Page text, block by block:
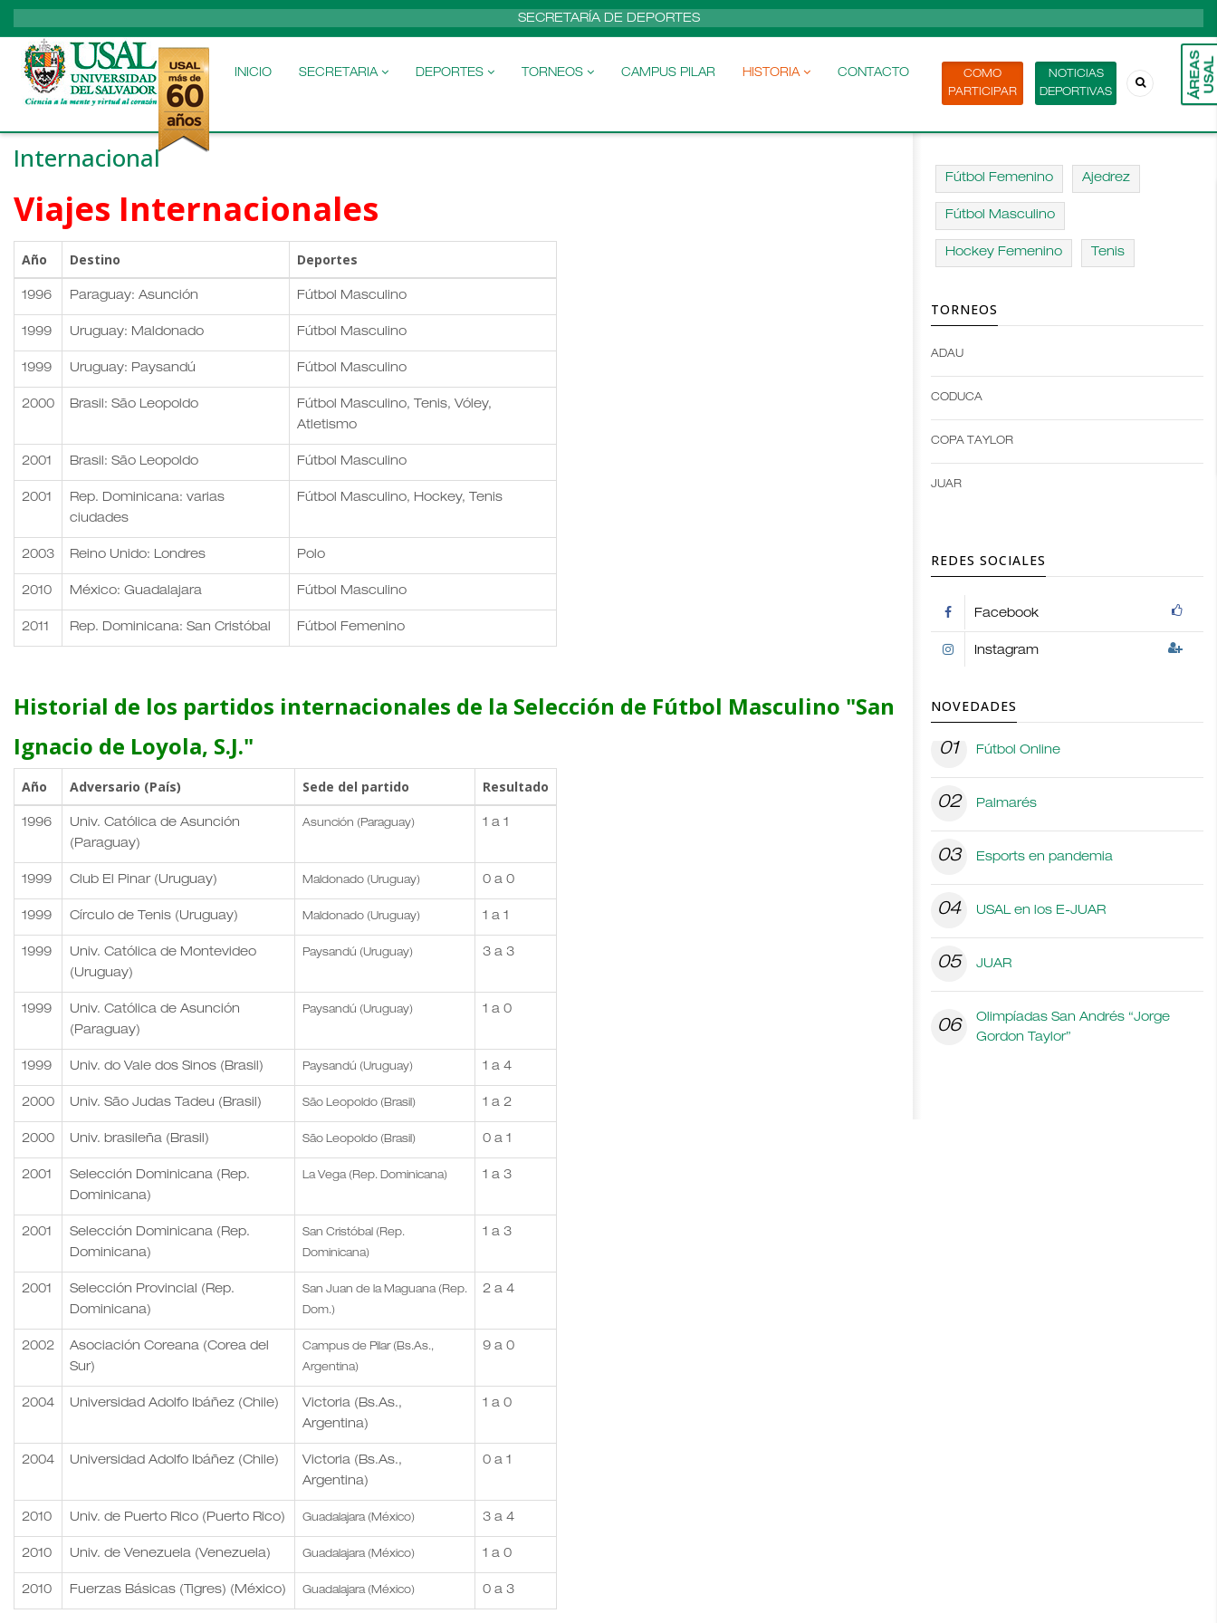
SECRETARÍA DE DEPORTES
MAIN
INICIO SECRETARIA DEPORTES TORNEOS CAMPUS PILAR HISTORIA CONTACTO
NOTICIAS
DEPORTIVAS
COMO
PARTICIPAR
Internacional
Viajes Internacionales
Año Destino Deportes
1996 Paraguay: Asunción Fútbol Masculino
1999 Uruguay: Maldonado Fútbol Masculino
1999 Uruguay: Paysandú Fútbol Masculino
2000 Brasil: São Leopoldo
Fútbol Masculino, Tenis, Vóley,
Atletismo
2001 Brasil: São Leopoldo Fútbol Masculino
2001
Rep. Dominicana: varias
ciudades
Fútbol Masculino, Hockey, Tenis
2003 Reino Unido: Londres Polo
2010 México: Guadalajara Fútbol Masculino
2011 Rep. Dominicana: San Cristóbal Fútbol Femenino
Historial de los partidos internacionales de la Selección de Fútbol Masculino "San
Ignacio de Loyola, S.J."
Año Adversario (País) Sede del partido Resultado
1996
Univ. Católica de Asunción
(Paraguay)
Asunción (Paraguay) 1 a 1
1999 Club El Pinar (Uruguay) Maldonado (Uruguay) 0 a 0
1999 Círculo de Tenis (Uruguay) Maldonado (Uruguay) 1 a 1
1999
Univ. Católica de Montevideo
(Uruguay)
Paysandú (Uruguay) 3 a 3
1999
Univ. Católica de Asunción
(Paraguay)
Paysandú (Uruguay) 1 a 0
1999 Univ. do Vale dos Sinos (Brasil) Paysandú (Uruguay) 1 a 4
2000 Univ. São Judas Tadeu (Brasil) São Leopoldo (Brasil) 1 a 2
2000 Univ. brasileña (Brasil) São Leopoldo (Brasil) 0 a 1
2001
Selección Dominicana (Rep.
Dominicana)
La Vega (Rep. Dominicana) 1 a 3
2001
Selección Dominicana (Rep.
Dominicana)
San Cristóbal (Rep.
Dominicana)
1 a 3
2001
Selección Provincial (Rep.
Dominicana)
San Juan de la Maguana (Rep.
Dom.)
2 a 4
2002
Asociación Coreana (Corea del
Sur)
Campus de Pilar (Bs.As.,
Argentina)
9 a 0
2004 Universidad Adolfo Ibáñez (Chile)
Victoria (Bs.As.,
Argentina)
1 a 0
2004 Universidad Adolfo Ibáñez (Chile)
Victoria (Bs.As.,
Argentina)
0 a 1
2010 Univ. de Puerto Rico (Puerto Rico) Guadalajara (México) 3 a 4
2010 Univ. de Venezuela (Venezuela) Guadalajara (México) 1 a 0
2010 Fuerzas Básicas (Tigres) (México) Guadalajara (México) 0 a 3
Fútbol Femenino Ajedrez
Fútbol Masculino
Hockey Femenino Tenis
TORNEOS
Open
Deportes
configuration
options
Open
configuration
options
ADAU
CODUCA
COPA TAYLOR
JUAR
REDES SOCIALES
Facebook
Instagram
NOVEDADES
01 Fútbol Online
02 Palmarés
03 Esports en pandemia
04 USAL en los E-JUAR
05 JUAR
06
Olimpíadas San Andrés “Jorge
Gordon Taylor”